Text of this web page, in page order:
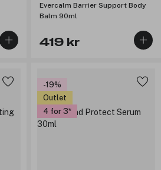
Evercalm Barrier Support Body
Balm 90ml
419 kr
-19%
Outlet
4 for 3